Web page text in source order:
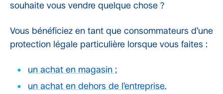
souhaite vous vendre quelque chose ?
Vous bénéficiez en tant que consommateurs d’une
protection légale particulière lorsque vous faites :
un achat en magasin ;
un achat en dehors de l’entreprise.